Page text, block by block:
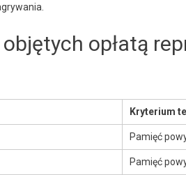
opłatą
Kryterium
Pamięć
Pamięć